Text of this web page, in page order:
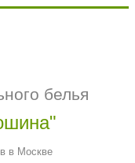
белья
в Москве